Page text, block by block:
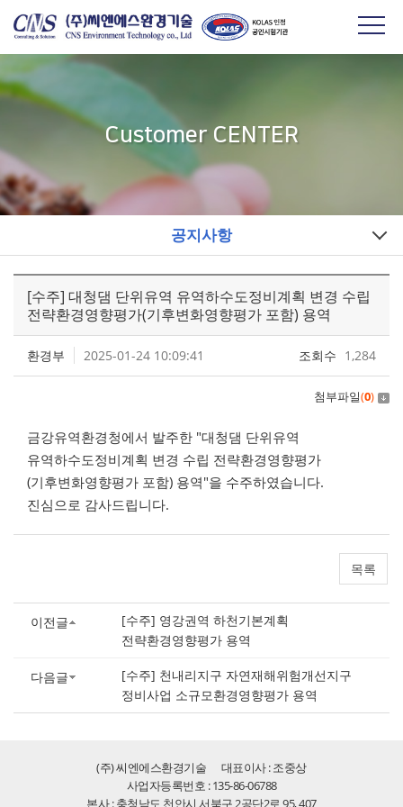
Customer CENTER
공지사항
[수주] 대청댐 단위유역 유역하수도정비계획 변경 수립
전략환경영향평가(기후변화영향평가 포함) 용역
환경부 2025-01-24 10:09:41 조회수 1,284
첨부파일(0)
금강유역환경청에서 발주한 "대청댐 단위유역
유역하수도정비계획 변경 수립 전략환경영향평가
(기후변화영향평가 포함) 용역"을 수주하였습니다.
진심으로 감사드립니다.
목록
이전글
[수주] 영강권역 하천기본계획
전략환경영향평가 용역
다음글
[수주] 천내리지구 자연재해위험개선지구
정비사업 소규모환경영향평가 용역
(주) 씨엔에스환경기술
대표이사 : 조중상
사업자등록번호 : 135-86-06788
본사 : 충청남도 천안시 서북구 2공단2로 95, 407